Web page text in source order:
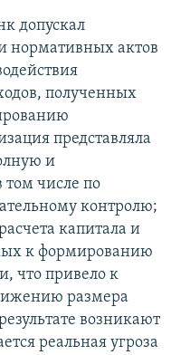
допускал
нормативных актов
полученных
представляла
и
числе по
контролю;
капитала и
к формированию
что привело к
размера
возникают
реальная угроза